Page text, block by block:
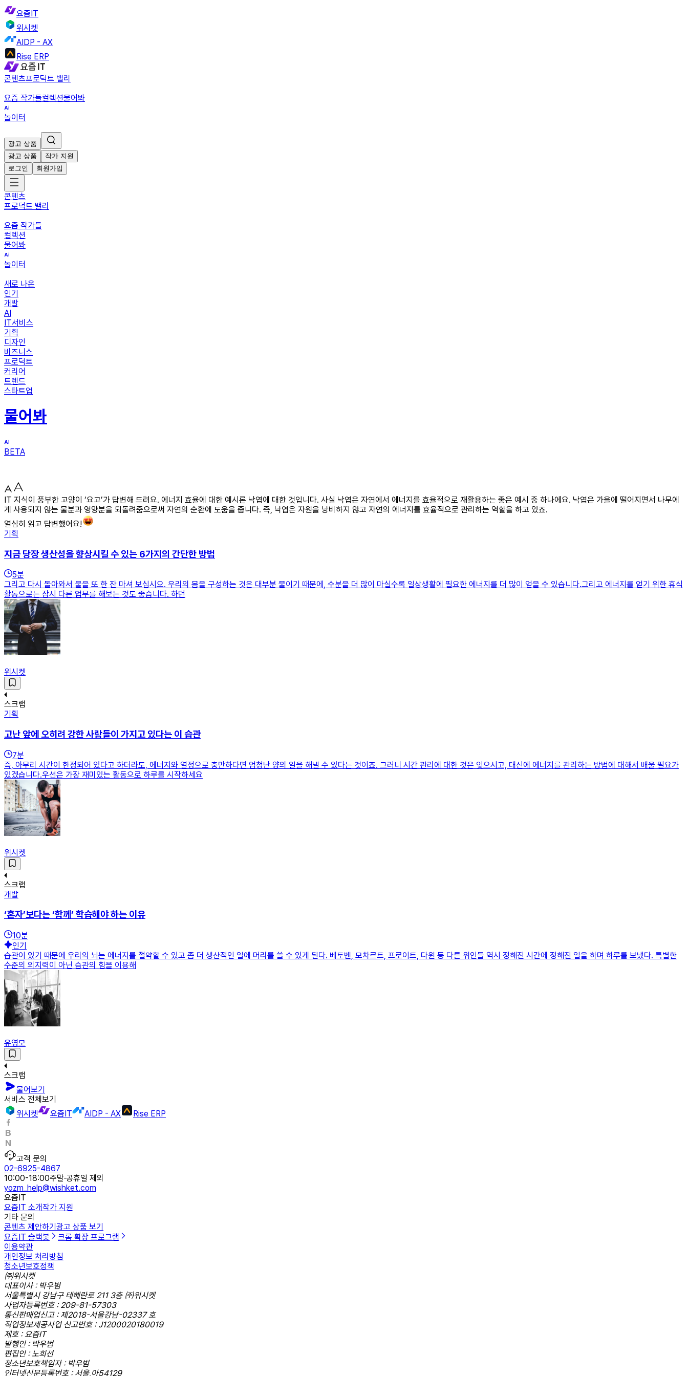
요즘IT
위시켓
AIDP - AX
Rise ERP
콘텐츠프로덕트 밸리
요즘 작가들컬렉션물어봐
놀이터
광고 상품
광고 상품
작가 지원
로그인
회원가입
콘텐츠
프로덕트 밸리
요즘 작가들
컬렉션
물어봐
놀이터
새로 나온
인기
개발
AI
IT서비스
기획
디자인
비즈니스
프로덕트
커리어
트렌드
스타트업
물어봐
BETA
IT 지식이 풍부한 고양이 ‘요고’가 답변해 드려요. 에너지 효율에 대한 예시론 낙엽에 대한 것입니다. 사실 낙엽은 자연에서 에너지를 효율적으로 재활용하는 좋은 예시 중 하나에요. 낙엽은 가을에 떨어지면서 나무에
게 사용되지 않는 물분과 영양분을 되돌려줌으로써 자연의 순환에 도움을 줍니다. 즉, 낙엽은 자원을 낭비하지 않고 자연의 에너지를 효율적으로 관리하는 역할을 하고 있죠.
열심히 읽고 답변했어요!
기획
지금 당장 생산성을 향상시킬 수 있는 6가지의 간단한 방법
5분
그리고 다시 돌아와서 물을 또 한 잔 마셔 보십시오. 우리의 몸을 구성하는 것은 대부분 물이기 때문에, 수분을 더 많이 마실수록 일상생활에 필요한 에너지를 더 많이 얻을 수 있습니다.그리고 에너지를 얻기 위한 휴식
활동으로는 잠시 다른 업무를 해보는 것도 좋습니다. 하던
위시켓
스크랩
기획
고난 앞에 오히려 강한 사람들이 가지고 있다는 이 습관
7분
즉, 아무리 시간이 한정되어 있다고 하더라도, 에너지와 열정으로 충만하다면 엄청난 양의 일을 해낼 수 있다는 것이죠. 그러니 시간 관리에 대한 것은 잊으시고, 대신에 에너지를 관리하는 방법에 대해서 배울 필요가
있겠습니다.우선은 가장 재미있는 활동으로 하루를 시작하세요
위시켓
스크랩
개발
‘혼자’보다는 ‘함께’ 학습해야 하는 이유
10분
인기
습관이 있기 때문에 우리의 뇌는 에너지를 절약할 수 있고 좀 더 생산적인 일에 머리를 쓸 수 있게 된다. 베토벤, 모차르트, 프로이트, 다윈 등 다른 위인들 역시 정해진 시간에 정해진 일을 하며 하루를 보냈다. 특별한
수준의 의지력이 아닌 습관의 힘을 이용해
유영모
스크랩
물어보기
서비스 전체보기
위시켓
요즘IT AIDP - AX Rise ERP
고객 문의
02-6925-4867
10:00-18:00주말·공휴일 제외
yozm_help@wishket.com
요즘IT
요즘IT 소개작가 지원
기타 문의
콘텐츠 제안하기 광고 상품 보기
요즘IT 슬랙봇
크롬 확장 프로그램
이용약관
개인정보 처리방침
청소년보호정책
㈜위시켓
대표이사 : 박우범
서울특별시 강남구 테헤란로 211 3층 ㈜위시켓
사업자등록번호 : 209-81-57303
통신판매업신고 : 제2018-서울강남-02337 호
직업정보제공사업 신고번호 : J1200020180019
제호 : 요즘IT
발행인 : 박우범
편집인 : 노희선
청소년보호책임자 : 박우범
인터넷신문등록번호 : 서울,아54129